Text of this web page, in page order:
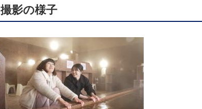
撮影の様子